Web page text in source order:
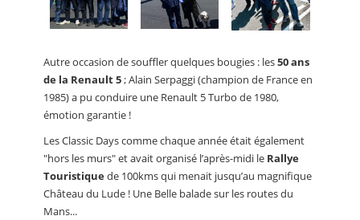
Autre occasion de souffler quelques bougies : les50 ans
de la Renault 5; Alain Serpaggi (champion de France en
1985) a pu conduire une Renault 5 Turbo de 1980,
émotion garantie !
Les Classic Days comme chaque année était également
"hors les murs" et avait organisé l’après-midi le Rallye
Touristiquede 100kms qui menait jusqu’au magnifique
Château du Lude ! Une Belle balade sur les routes du
Mans...